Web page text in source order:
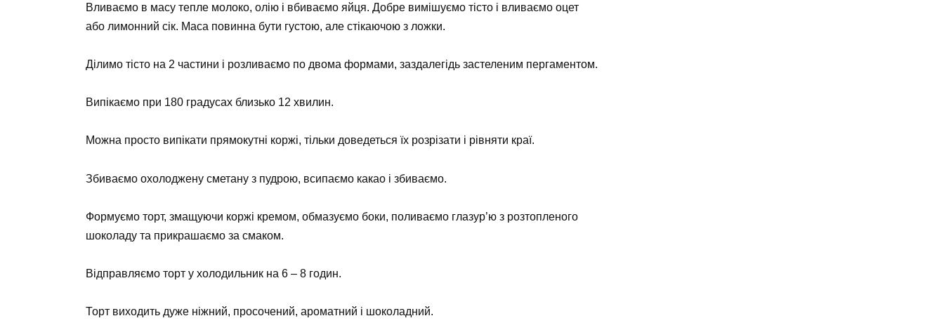
Вливаємо в масу тепле молоко, олію і вбиваємо яйця. Добре вимішуємо тісто і вливаємо оцет
або лимонний сік. Маса повинна бути густою, але стікаючою з ложки.
Ділимо тісто на 2 частини і розливаємо по двома формами, заздалегідь застеленим пергаментом.
Випікаємо при 180 градусах близько 12 хвилин.
Можна просто випікати прямокутні коржі, тільки доведеться їх розрізати і рівняти краї.
Збиваємо охолоджену сметану з пудрою, всипаємо какао і збиваємо.
Формуємо торт, змащуючи коржі кремом, обмазуємо боки, поливаємо глазур’ю з розтопленого
шоколаду та прикрашаємо за смаком.
Відправляємо торт у холодильник на 6 – 8 годин.
Торт виходить дуже ніжний, просочений, ароматний і шоколадний.